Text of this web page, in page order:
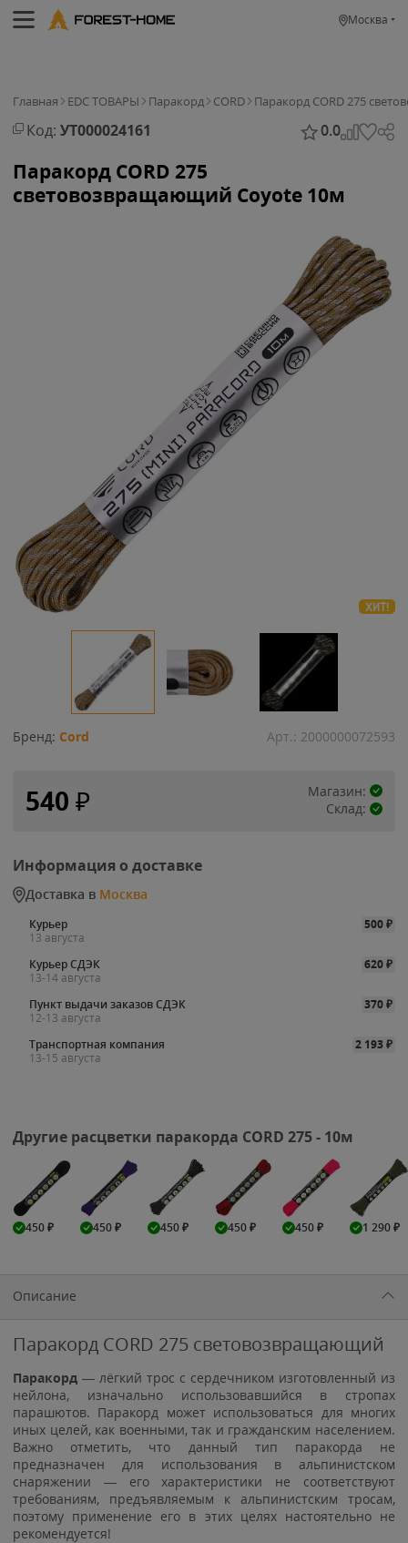
Москва
Главная EDC ТОВАРЫ Паракорд CORD Паракорд CORD 275
Код: УТ000024161 0.0
Паракорд CORD 275
световозвращающий Coyote 10м
ХИТ!
Бренд: Cord Арт.: 2000000072593
540 ₽
Магазин:
Склад:
Информация о доставке
Доставка в Москва
Курьер 500₽
13 августа
Курьер СДЭК
620₽
13-14 августа
Пункт выдачи заказов СДЭК
370₽
12-13 августа
Транспортная компания
2 193₽
13-15 августа
Другие расцветки паракорда CORD 275 - 10м
450₽ 450₽ 450₽ 450₽ 450₽ 1 290₽
Описание
Паракорд CORD 275 световозвращающий
Паракорд — лёгкий трос с сердечником изготовленный из
нейлона, изначально использовавшийся в стропах
парашютов. Паракорд может использоваться для многих
иных целей, как военными, так и гражданским населением.
Важно отметить, что данный тип паракорда не
предназначен для использования в альпинистском
снаряжении — его характеристики не соответствуют
требованиям, предъявляемым к альпинистским тросам,
поэтому применение его в этих целях настоятельно не
рекомендуется!